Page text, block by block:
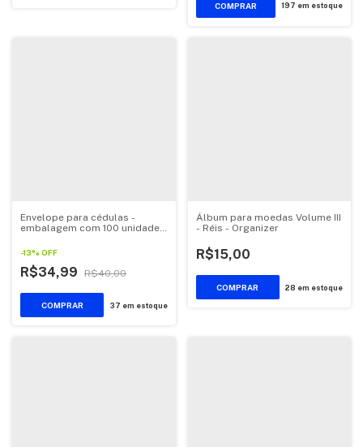
197 em estoque
Envelope para cédulas -
embalagem com 100 unidades
-13% OFF
R$34,99 R$40,00
37 em estoque
Álbum para moedas Volume III
- Réis - Organizer
R$15,00
28 em estoque